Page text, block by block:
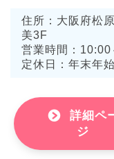
住所：大阪府松
美3F
営業時間：
定休日：年末年
詳細ペ
ジ